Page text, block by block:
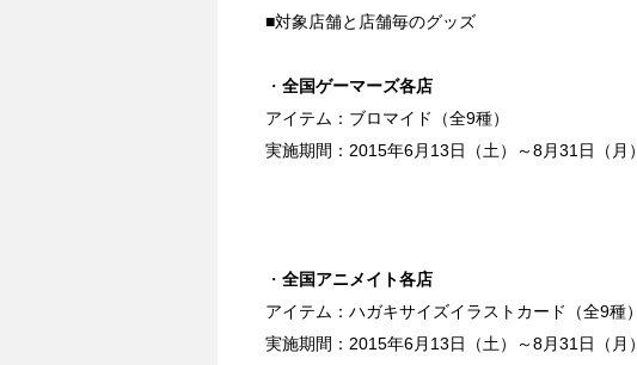
■対象店舗と店舗毎のグッズ
・ 全国ゲーマーズ各店
アイテム：ブロマイド（全9種）
実施期間：2015年6月13日（土）～8月31日（月）
・ 全国アニメイト各店
アイテム：ハガキサイズイラストカード（全9種）
実施期間：2015年6月13日（土）～8月31日（月）